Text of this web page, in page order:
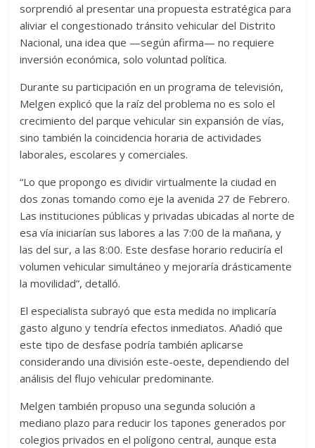
sorprendió al presentar una propuesta estratégica para
aliviar el congestionado tránsito vehicular del Distrito
Nacional, una idea que —según afirma— no requiere
inversión económica, solo voluntad política.
Durante su participación en un programa de televisión,
Melgen explicó que la raíz del problema no es solo el
crecimiento del parque vehicular sin expansión de vías,
sino también la coincidencia horaria de actividades
laborales, escolares y comerciales.
“Lo que propongo es dividir virtualmente la ciudad en
dos zonas tomando como eje la avenida 27 de Febrero.
Las instituciones públicas y privadas ubicadas al norte de
esa vía iniciarían sus labores a las 7:00 de la mañana, y
las del sur, a las 8:00. Este desfase horario reduciría el
volumen vehicular simultáneo y mejoraría drásticamente
la movilidad”, detalló.
El especialista subrayó que esta medida no implicaría
gasto alguno y tendría efectos inmediatos. Añadió que
este tipo de desfase podría también aplicarse
considerando una división este-oeste, dependiendo del
análisis del flujo vehicular predominante.
Melgen también propuso una segunda solución a
mediano plazo para reducir los tapones generados por
colegios privados en el polígono central, aunque esta